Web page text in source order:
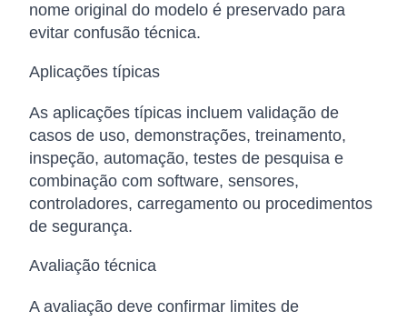
nome original do modelo é preservado para
evitar confusão técnica.
Aplicações típicas
As aplicações típicas incluem validação de
casos de uso, demonstrações, treinamento,
inspeção, automação, testes de pesquisa e
combinação com software, sensores,
controladores, carregamento ou procedimentos
de segurança.
Avaliação técnica
A avaliação deve confirmar limites de